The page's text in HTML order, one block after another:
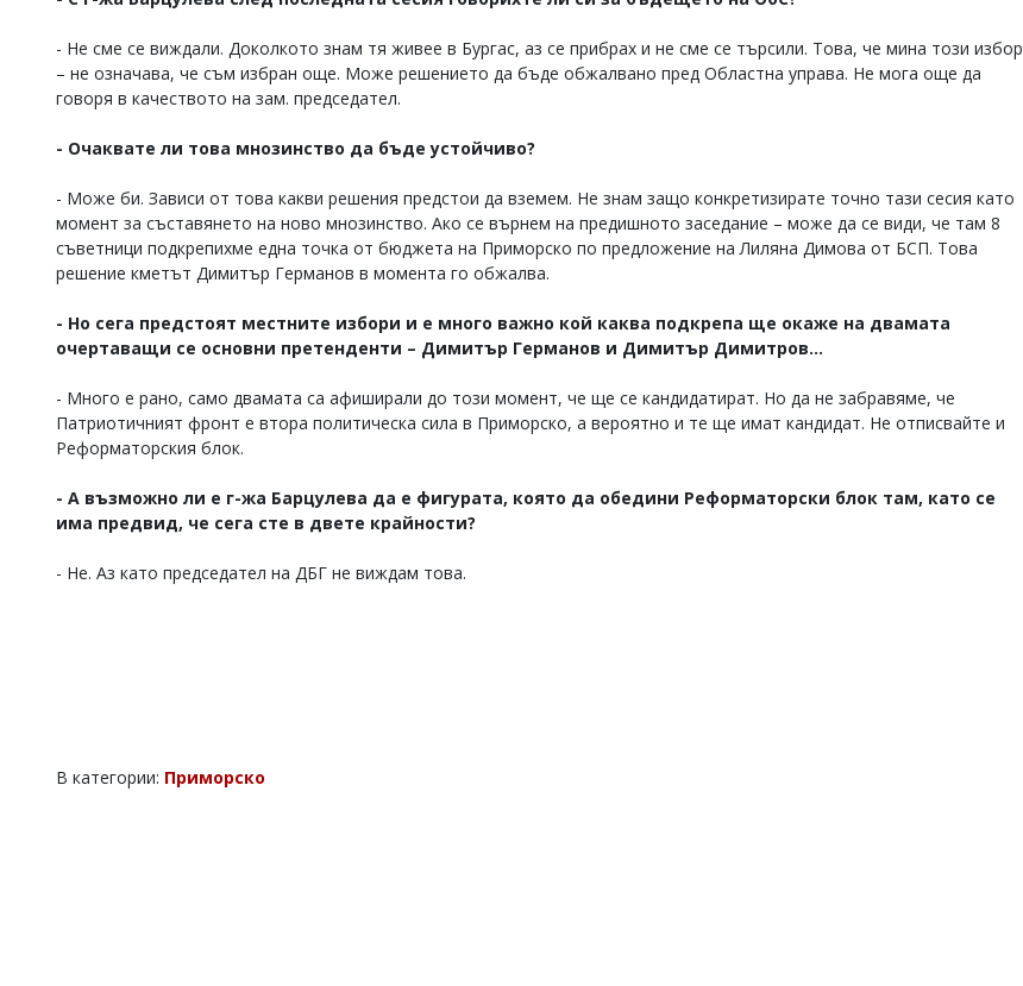
- Не сме се виждали. Доколкото знам тя живее в Бургас, аз се прибрах и не сме се търсили. Това, че мина този избор
– не означава, че съм избран още. Може решението да бъде обжалвано пред Областна управа. Не мога още да
говоря в качеството на зам. председател.
- Очаквате ли това мнозинство да бъде устойчиво?
- Може би. Зависи от това какви решения предстои да вземем. Не знам защо конкретизирате точно тази сесия като
момент за съставянето на ново мнозинство. Ако се върнем на предишното заседание – може да се види, че там 8
съветници подкрепихме една точка от бюджета на Приморско по предложение на Лиляна Димова от БСП. Това
решение кметът Димитър Германов в момента го обжалва.
- Но сега предстоят местните избори и е много важно кой каква подкрепа ще окаже на двамата
очертаващи се основни претенденти – Димитър Германов и Димитър Димитров...
- Много е рано, само двамата са афиширали до този момент, че ще се кандидатират. Но да не забравяме, че
Патриотичният фронт е втора политическа сила в Приморско, а вероятно и те ще имат кандидат. Не отписвайте и
Реформаторския блок.
- А възможно ли е г-жа Барцулева да е фигурата, която да обедини Реформаторски блок там, като се
има предвид, че сега сте в двете крайности?
- Не. Аз като председател на ДБГ не виждам това.
В категории: Приморско